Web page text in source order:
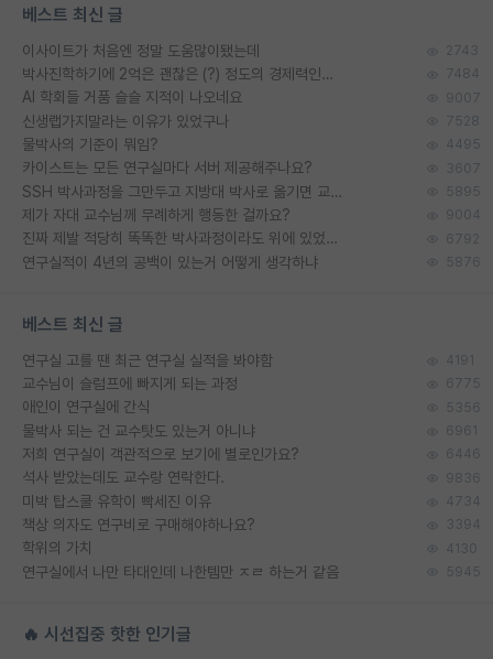
베스트 최신 글
이사이트가 처음엔 정말 도움많이됐는데 2743
박사진학하기에 2억은 괜찮은 (?) 정도의 경제력인가요 7484
AI 학회들 거품 슬슬 지적이 나오네요 9007
신생랩가지말라는 이유가 있었구나 7528
물박사의 기준이 뭐임? 4495
카이스트는 모든 연구실마다 서버 제공해주나요? 3607
SSH 박사과정을 그만두고 지방대 박사로 옮기면 교수의 꿈은 끝일까요? 5895
제가 자대 교수님께 무례하게 행동한 걸까요? 9004
진짜 제발 적당히 똑똑한 박사과정이라도 위에 있었으면.. 6792
연구실적이 4년의 공백이 있는거 어떻게 생각하냐 5876
베스트 최신 글
연구실 고를 땐 최근 연구실 실적을 봐야함 4191
교수님이 슬럼프에 빠지게 되는 과정 6775
애인이 연구실에 간식 5356
물박사 되는 건 교수탓도 있는거 아니냐 6961
저희 연구실이 객관적으로 보기에 별로인가요? 6446
석사 받았는데도 교수랑 연락한다. 9836
미박 탑스쿨 유학이 빡세진 이유 4734
책상 의자도 연구비로 구매해야하나요? 3394
학위의 가치 4130
연구실에서 나만 타대인데 나한템만 ㅈㄹ 하는거 같음 5945
🔥 시선집중 핫한 인기글